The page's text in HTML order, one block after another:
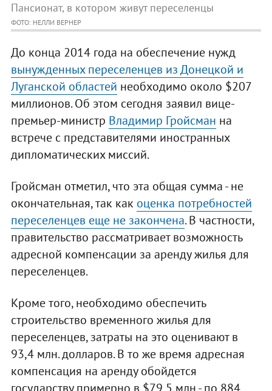
Пансионат, в котором живут переселенцы
ФОТО: НЕЛЛИ ВЕРНЕР
До конца 2014 года на обеспечение нужд
вынужденных переселенцев из Донецкой и
Луганской областей необходимо около $207
миллионов. Об этом сегодня заявил вице-
премьер-министр Владимир Гройсман на
встрече с представителями иностранных
дипломатических миссий.
Гройсман отметил, что эта общая сумма - не
окончательная, так как оценка потребностей
переселенцев еще не закончена. В частности,
правительство рассматривает возможность
адресной компенсации за аренду жилья для
переселенцев.
Кроме того, необходимо обеспечить
строительство временного жилья для
переселенцев, затраты на это оценивают в
93,4 млн. долларов. В то же время адресная
компенсация на аренду обойдется